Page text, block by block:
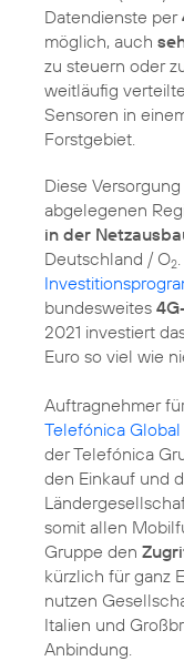
Datendienste per
möglich, auch
zu steuern oder
weitläufig
Sensoren in
Diese
abgelegenen
in der
Deutschland / O2
bundesweites
2021 investiert
Euro so viel wie
Auftragnehmer
Telefónica
der Telefónica
den Einkauf und
somit allen
Gruppe den
kürzlich für ganz
nutzen
Italien und
Anbindung.